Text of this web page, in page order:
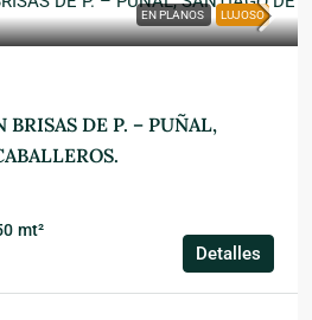
EN PLANOS LUJOSO
BRISAS DE P. – PUÑAL,
mt²
Detalles